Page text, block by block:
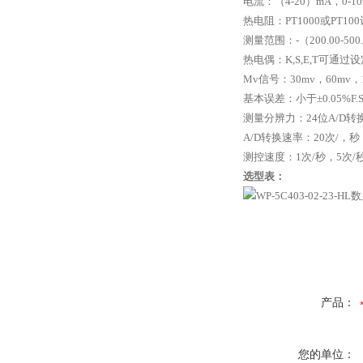
热电阻： PT1000或PT100
测量范围： - （200.00-
热电偶： K,S,E,T可通过
Mv信号： 30mv ， 60mv ，
基本误差：小于±0.05%F.S
测量分辨力： 24位A/D转
A/D转换速率： 20次/ ，秒
测控速度： 1次/秒， 5次/
选型表：
产品：
您的单位：